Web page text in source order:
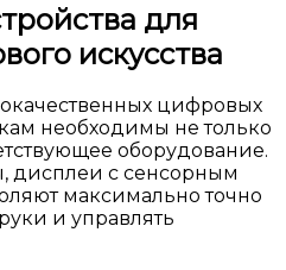
для
искусства
цифровых
необходимы не только
оборудование.
дисплеи с сенсорным
максимально точно
и управлять